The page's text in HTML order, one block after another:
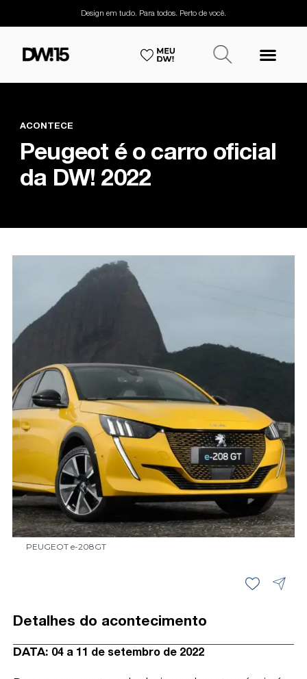
Design em tudo. Para todos. Perto de você.
ACONTECE
Peugeot é o carro oficial
da DW! 2022
PEUGEOT e-208GT
Detalhes do acontecimento
DATA: 04 a 11 de setembro de 2022